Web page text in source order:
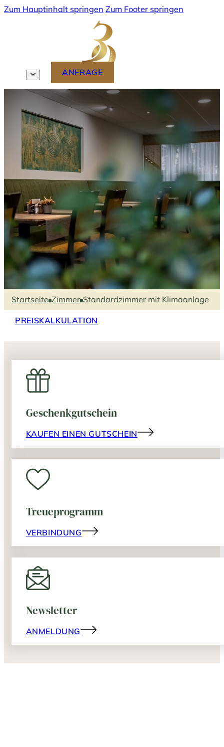
Zum Hauptinhalt springen Zum Footer springen
ANFRAGE
Startseite Zimmer Standardzimmer mit Klimaanlage
PREISKALKULATION
Geschenkgutschein
KAUFEN EINEN GUTSCHEIN
Treueprogramm
VERBINDUNG
Newsletter
ANMELDUNG